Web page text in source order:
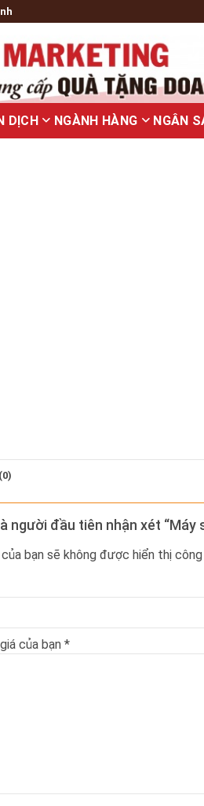
DỊCH NGÀNH HÀNG NGÂN
người đầu tiên nhận xét “Máy
của bạn sẽ không được hiển thị công
của bạn *